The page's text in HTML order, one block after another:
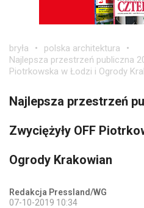
bryła
polska architektura
Najlepsza przestrzeń publiczna
Piotrkowska w Łodzi i Ogrody
Najlepsza przestrzeń
Zwyciężyły OFF
Ogrody Krakowian
Redakcja Pressland/WG
07-10-2019 10:34